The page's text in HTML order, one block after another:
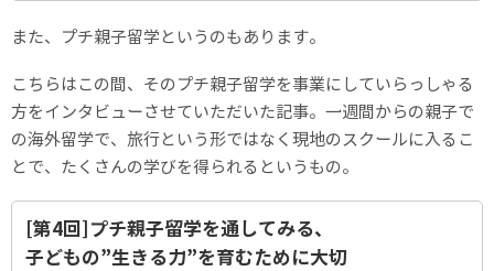
また、プチ親子留学というのもあります。
こちらはこの間、そのプチ親子留学を事業にしていらっしゃる
方をインタビューさせていただいた記事。一週間からの親子で
の海外留学で、旅行という形ではなく現地のスクールに入るこ
とで、たくさんの学びを得られるというもの。
[第4回]プチ親子留学を通してみる、
子どもの”生きる力”を育むために大切